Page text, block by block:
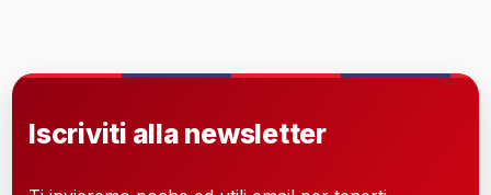
Iscriviti alla newsletter